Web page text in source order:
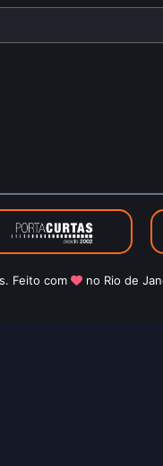
Feito com no Rio de